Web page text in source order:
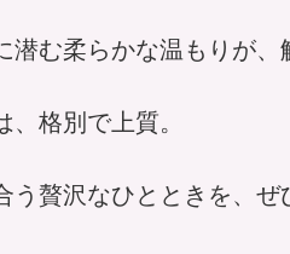
潜む柔らかな温もりが
格別で上質。
う贅沢なひとときを、ぜ